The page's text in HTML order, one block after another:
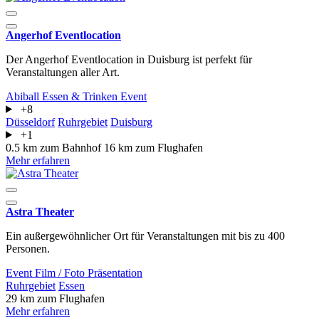
Angerhof Eventlocation
Der Angerhof Eventlocation in Duisburg ist perfekt für
Veranstaltungen aller Art.
Abiball Essen & Trinken Event
+8
Düsseldorf Ruhrgebiet Duisburg
+1
0.5 km zum Bahnhof 16 km zum Flughafen
Mehr erfahren
Astra Theater
Ein außergewöhnlicher Ort für Veranstaltungen mit bis zu 400
Personen.
Event Film / Foto Präsentation
Ruhrgebiet Essen
29 km zum Flughafen
Mehr erfahren